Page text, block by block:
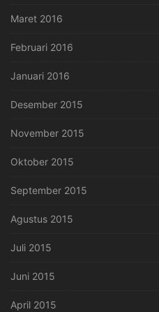
Maret 2016
Februari 2016
Januari 2016
Desember 2015
November 2015
Oktober 2015
September 2015
Agustus 2015
Juli 2015
Juni 2015
April 2015